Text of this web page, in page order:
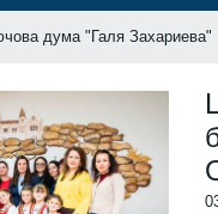
дума "Галя Захариева"